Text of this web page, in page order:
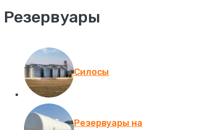
Резервуары
Силосы
Резервуары на